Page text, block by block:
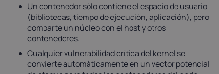
Un contenedor sólo contiene el espacio de usuario
(bibliotecas, tiempo de ejecución, aplicación), pero
comparte un núcleo con el host y otros
contenedores.
Cualquier vulnerabilidad crítica del kernel se
convierte automáticamente en un vector potencial